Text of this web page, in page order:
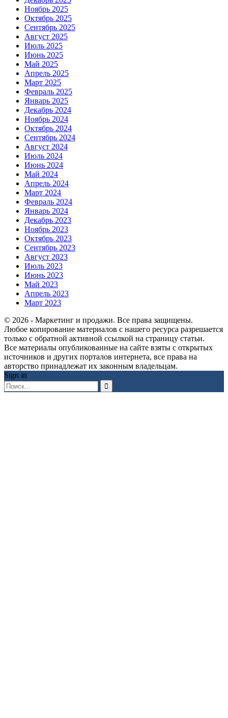
Ноябрь 2025
Октябрь 2025
Сентябрь 2025
Август 2025
Июль 2025
Июнь 2025
Май 2025
Апрель 2025
Март 2025
Февраль 2025
Январь 2025
Декабрь 2024
Ноябрь 2024
Октябрь 2024
Сентябрь 2024
Август 2024
Июль 2024
Июнь 2024
Май 2024
Апрель 2024
Март 2024
Февраль 2024
Январь 2024
Декабрь 2023
Ноябрь 2023
Октябрь 2023
Сентябрь 2023
Август 2023
Июль 2023
Июнь 2023
Май 2023
Апрель 2023
Март 2023
© 2026 - Маркетинг и продажи. Все права защищены.
Любое копирование материалов с нашего ресурса разрешается
только с обратной активной ссылкой на страницу статьи.
Все материалы опубликованные на сайте взяты с открытых
источников и других порталов интернета, все права на
авторство принадлежат их законным владельцам.
Sign in